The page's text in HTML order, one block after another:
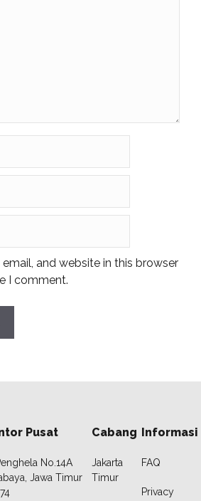
and website in this browser
I comment.
Pusat
No.14A
Jawa Timur
Cabang
Jakarta
Timur
Informasi
FAQ
Privacy